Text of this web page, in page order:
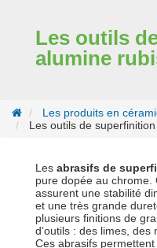
Les outils
alumine
Les produits en
Les outils de
Les abrasifs de
pure dopée au
assurent une stabilité
et une très grande
plusieurs finitions de
d’outils : des limes, des
Ces abrasifs